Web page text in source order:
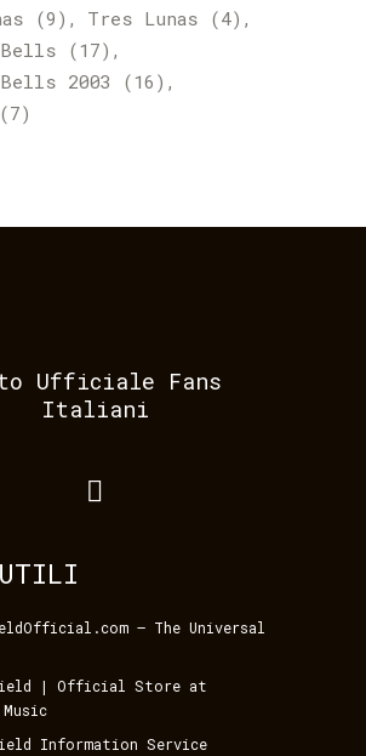
(9) Tres Lunas (4)
(17)
2003 (16)
(7)
Ufficiale Fans
Italiani
– The Universal
| Official Store at
Information Service